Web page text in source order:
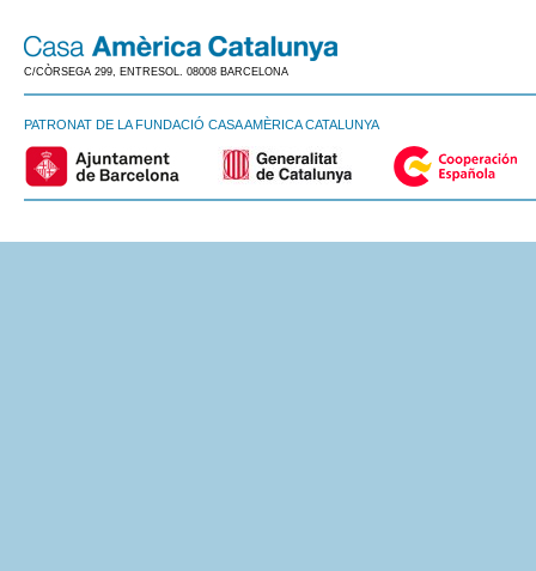
C/CÒRSEGA 299, ENTRESOL. 08008 BARCELONA
PATRONAT DE LA FUNDACIÓ CASA AMÈRICA CATALUNYA